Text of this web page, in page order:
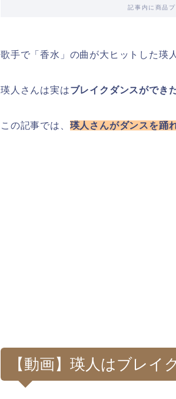
記事内に商品
歌手で「香水」の曲が大ヒットした瑛
瑛人さんは実はブレイクダンスができ
この記事では、 瑛人さんがダンスを踊
【動画】瑛人はブレイ